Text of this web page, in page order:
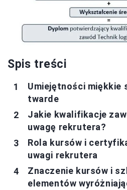
Spis treści
Umiejętności miękkie
twarde
Jakie kwalifikacje
uwagę rekrutera?
Rola kursów i
uwagi rekrutera
Znaczenie kursów i
elementów